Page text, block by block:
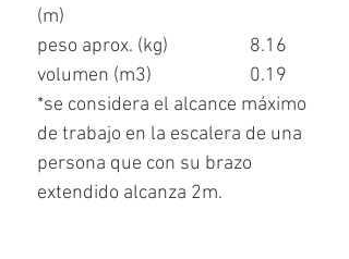
(m)
peso aprox. (kg)
8.16
volumen (m3)
0.19
*se considera el alcance máximo
de trabajo en la escalera de una
persona que con su brazo
extendido alcanza 2m.